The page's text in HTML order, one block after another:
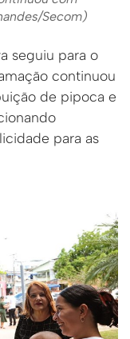
Secom)
seguiu para o
continuou
de pipoca e
para as